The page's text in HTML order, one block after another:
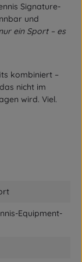
Signature-
und
ein Sport – es
kombiniert –
nicht im
wird. Viel.
Equipment-